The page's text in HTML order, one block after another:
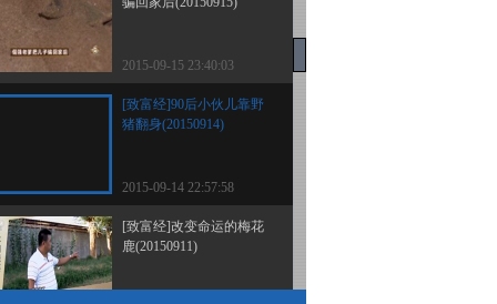
2015-09-15 23:40:03
[致富经]90后小伙儿靠野
猪翻身(20150914)
2015-09-14 22:57:58
[致富经]改变命运的梅花
鹿(20150911)